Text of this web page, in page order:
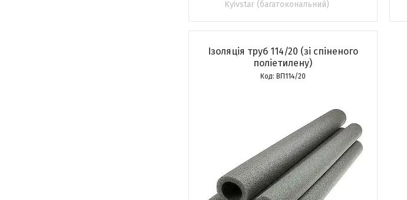
Kyivstar (багатокональний)
Ізоляція труб 114/20 (зі спіненого
поліетилену)
ВП114/20